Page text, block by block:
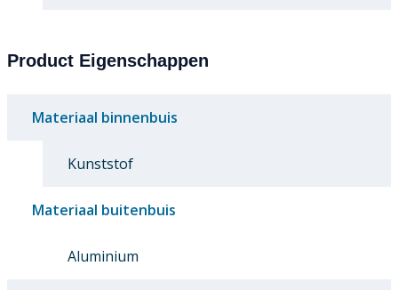
Product Eigenschappen
Materiaal binnenbuis
Kunststof
Materiaal buitenbuis
Aluminium